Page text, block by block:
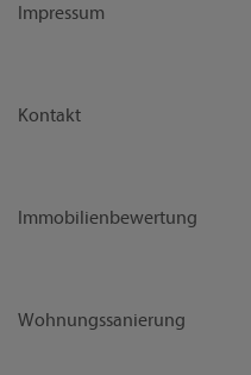
Impressum
Kontakt
Immobilienbewertung
Wohnungssanierung